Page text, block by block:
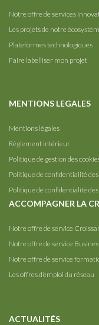
Notre offre de services
Les projets de notre
Plateformes technologiques
Faire labelliser mon projet
MENTIONS LEGALES
Mentions légales
Règlement intérieur
Politique de gestion des
Politique de confidentialité
Politique de confidentialité
ACCOMPAGNER LA
Notre offre de service
Notre offre de service
Notre offre de service
Les offres d’emploi du réseau
ACTUALITÉS